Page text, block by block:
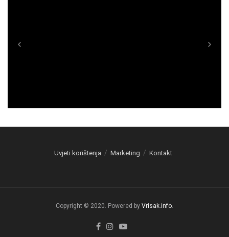
Uvjeti korištenja Marketing Kontakt
Copyright © 2020. Powered by Vrisak.info.